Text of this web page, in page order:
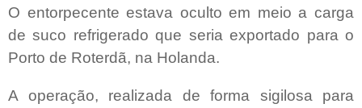
O entorpecente estava oculto em meio a carga
de suco refrigerado que seria exportado para o
Porto de Roterdã, na Holanda.
A operação, realizada de forma sigilosa para